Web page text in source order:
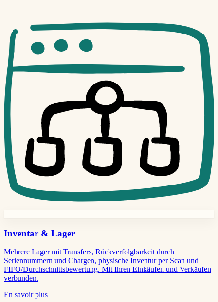
Inventar & Lager
Mehrere Lager mit Transfers, Rückverfolgbarkeit durch
Seriennummern und Chargen, physische Inventur per Scan und
FIFO/Durchschnittsbewertung. Mit Ihren Einkäufen und Verkäufen
verbunden.
En savoir plus